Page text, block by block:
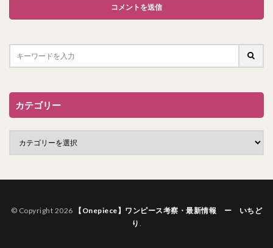
カテゴリー
© Copyright 2026
【Onepiece】ワンピース考察・最新情報 ー いちど
り .